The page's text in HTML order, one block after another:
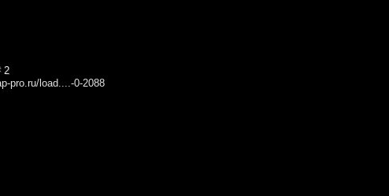
2
pro.ru/load....-0-2088